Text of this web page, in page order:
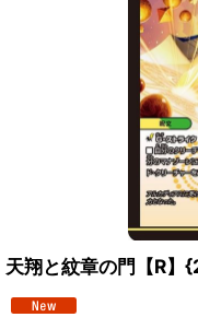
天翔と紋章の門【R】